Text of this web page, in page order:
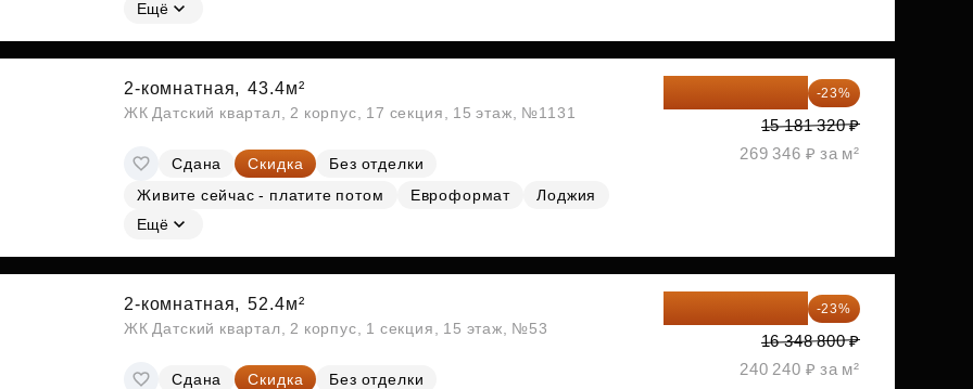
Субсидии
Ещё
2-комнатная, 43.4м²
ЖК Датский квартал, 2 корпус, 17 секция, 15 этаж, №1131
Сдана Скидка
Без отделки
Живите сейчас - платите потом
Евроформат
Лоджия
Ещё
-23%
15 181 320 ₽
269 346 ₽ за м²
2-комнатная, 52.4м²
ЖК Датский квартал, 2 корпус, 1 секция, 15 этаж, №53
Сдана Скидка
Без отделки
-23%
16 348 800 ₽
240 240 ₽ за м²